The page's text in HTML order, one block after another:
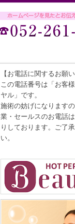
【お電話に関するお願い
この電話番号は「お客
ヤル」です。
施術の妨げになります
業・セールスのお電話
りしております。ご了
い。